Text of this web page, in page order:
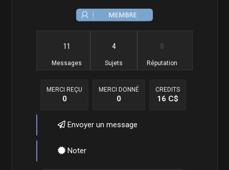
11
Messages
4
Sujets
0
Réputation
MERCI REÇU
0
MERCI DONNÉ
0
CREDITS
16 C$
Envoyer un message
Noter